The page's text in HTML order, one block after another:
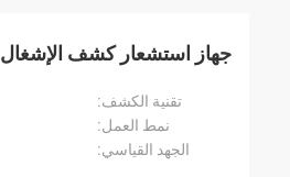
جهاز استشعار كشف الإشغال MSA019 مع تعتيم DALI وضوء ثابت
تقنية الكشف:
نمط العمل:
الجهد القياسي: